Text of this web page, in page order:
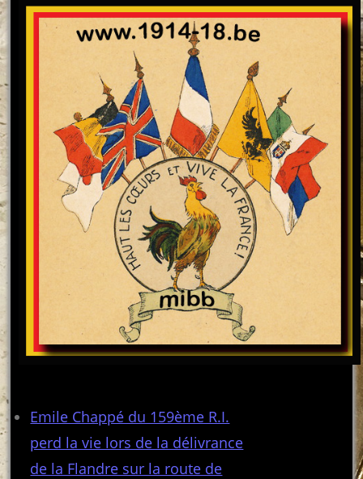
Emile Chappé du 159ème R.I.
perd la vie lors de la délivrance
de la Flandre sur la route de